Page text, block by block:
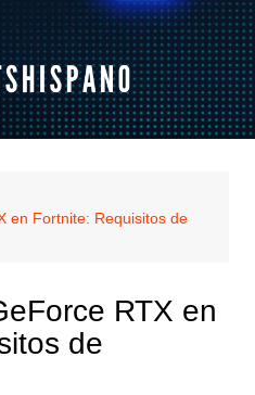
en Fortnite: Requisitos de
RTX en
de